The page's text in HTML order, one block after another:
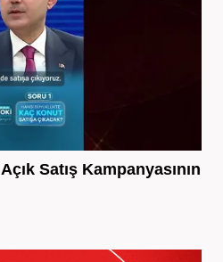
Satış Kampanyasının